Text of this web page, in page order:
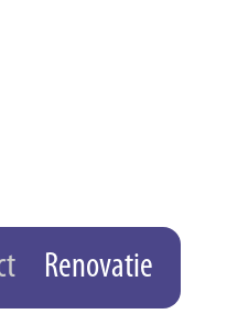
Renovatie